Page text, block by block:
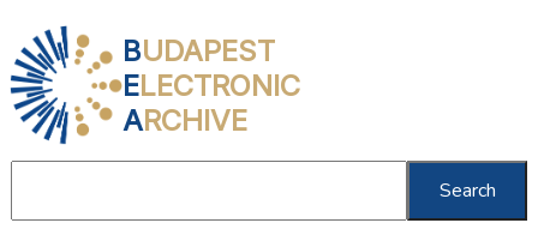
BUDAPEST
ELECTRONIC
ARCHIVE
Search